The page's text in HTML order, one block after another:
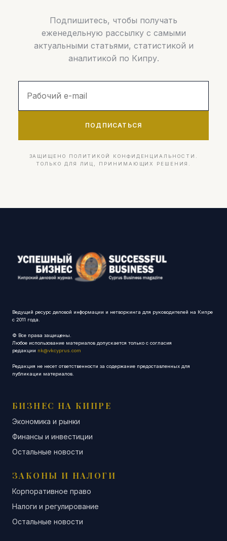
Подпишитесь, чтобы получать
еженедельную рассылку с самыми
актуальными статьями, статистикой и
аналитикой по Кипру.
ПОДПИСАТЬСЯ
ЗАЩИЩЕНО ПОЛИТИКОЙ КОНФИДЕНЦИАЛЬНОСТИ.
ТОЛЬКО ДЛЯ ЛИЦ, ПРИНИМАЮЩИХ РЕШЕНИЯ.
Ведущий ресурс деловой информации и нетворкинга для руководителей на Кипре
с 2011 года.
© Все права защищены.
Любое использование материалов допускается только с согласия
редакции nk@vkcyprus.com
Редакция не несет ответственности за содержание предоставленных для
публикации материалов.
БИЗНЕС НА КИПРЕ
Экономика и рынки
Финансы и инвестиции
Остальные новости
ЗАКОНЫ И НАЛОГИ
Корпоративное право
Налоги и регулирование
Остальные новости